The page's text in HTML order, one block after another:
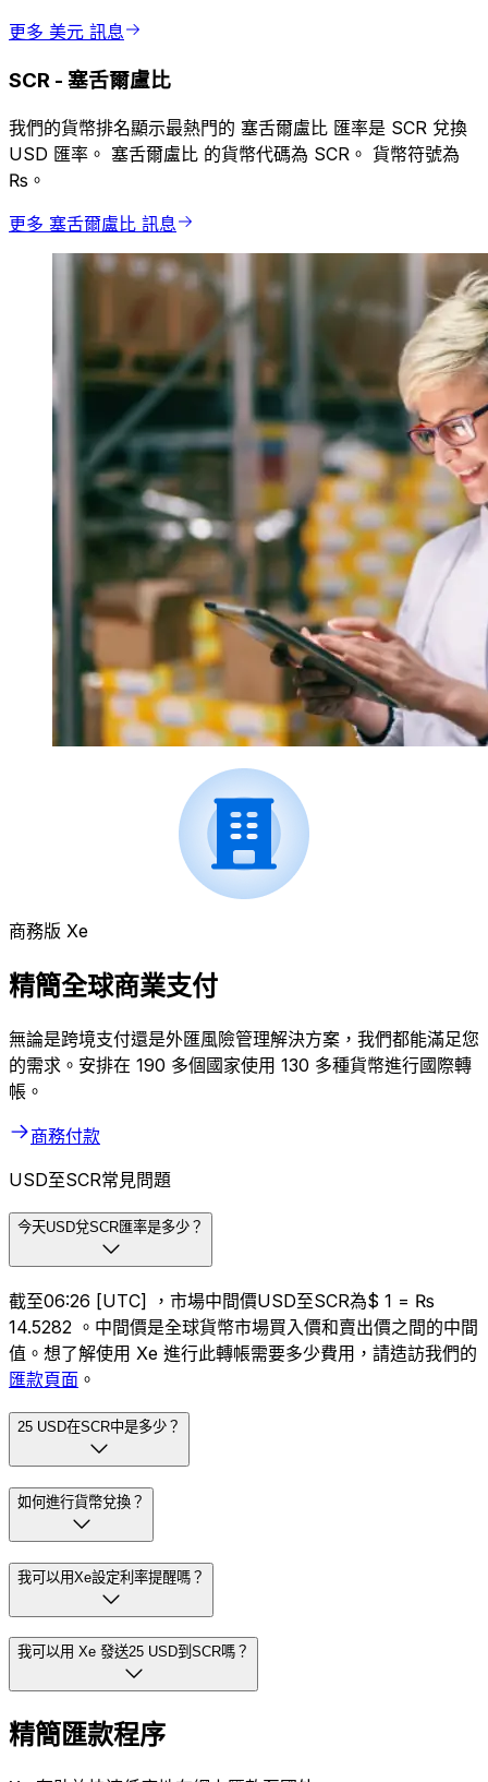
更多 美元 訊息
SCR - 塞舌爾盧比
我們的貨幣排名顯示最熱門的 塞舌爾盧比 匯率是 SCR 兌換
USD 匯率。 塞舌爾盧比 的貨幣代碼為 SCR。 貨幣符號為
₨。
更多 塞舌爾盧比 訊息
商務版 Xe
精簡全球商業支付
無論是跨境支付還是外匯風險管理解決方案，我們都能滿足您
的需求。安排在 190 多個國家使用 130 多種貨幣進行國際轉
帳。
商務付款
USD至SCR常見問題
今天USD兌SCR匯率是多少？
截至06:26 [UTC] ，市場中間價USD至SCR為$ 1 = ₨
14.5282 。中間價是全球貨幣市場買入價和賣出價之間的中間
值。想了解使用 Xe 進行此轉帳需要多少費用，請造訪我們的
匯款頁面 。
25 USD在SCR中是多少？
如何進行貨幣兌換？
我可以用Xe設定利率提醒嗎？
我可以用 Xe 發送25 USD到SCR嗎？
精簡匯款程序